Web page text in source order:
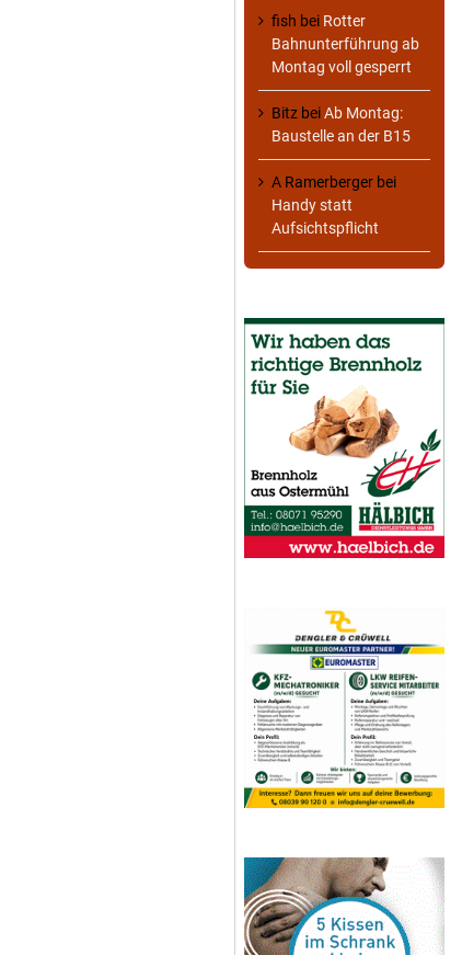
fish bei Rotter
Bahnunterführung ab
Montag voll gesperrt
Bitz beiAb Montag:
Baustelle an der B15
A Ramerberger bei
Handy statt
Aufsichtspflicht